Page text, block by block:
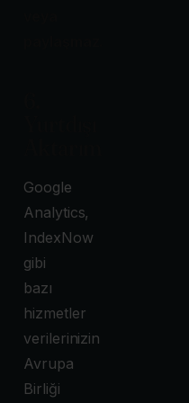
Google
Analytics,
IndexNow
gibi
bazı
hizmetler
verilerinizin
Avrupa
Birliği